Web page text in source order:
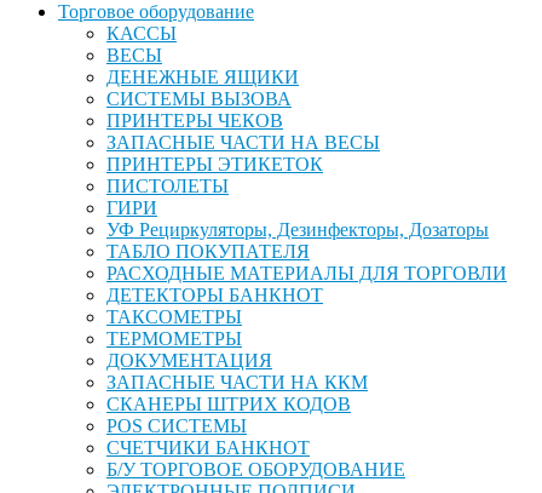
Торговое оборудование
КАССЫ
ВЕСЫ
ДЕНЕЖНЫЕ ЯЩИКИ
СИСТЕМЫ ВЫЗОВА
ПРИНТЕРЫ ЧЕКОВ
ЗАПАСНЫЕ ЧАСТИ НА ВЕСЫ
ПРИНТЕРЫ ЭТИКЕТОК
ПИСТОЛЕТЫ
ГИРИ
УФ Рециркуляторы, Дезинфекторы, Дозаторы
ТАБЛО ПОКУПАТЕЛЯ
РАСХОДНЫЕ МАТЕРИАЛЫ ДЛЯ ТОРГОВЛИ
ДЕТЕКТОРЫ БАНКНОТ
ТАКСОМЕТРЫ
ТЕРМОМЕТРЫ
ДОКУМЕНТАЦИЯ
ЗАПАСНЫЕ ЧАСТИ НА ККМ
СКАНЕРЫ ШТРИХ КОДОВ
POS СИСТЕМЫ
СЧЕТЧИКИ БАНКНОТ
Б/У ТОРГОВОЕ ОБОРУДОВАНИЕ